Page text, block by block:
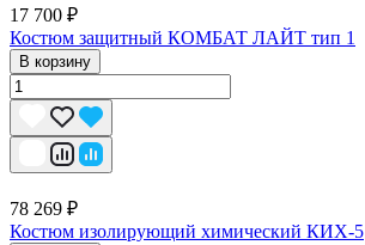
17 700 ₽
Костюм защитный КОМБАТ ЛАЙТ тип 1
В корзину
78 269 ₽
Костюм изолирующий химический КИХ-5